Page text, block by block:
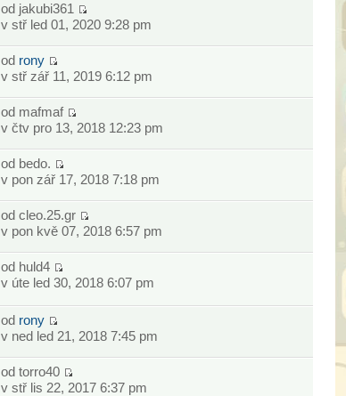
od jakubi361
v stř led 01, 2020 9:28 pm
od rony
v stř zář 11, 2019 6:12 pm
od mafmaf
v čtv pro 13, 2018 12:23 pm
od bedo.
v pon zář 17, 2018 7:18 pm
odcleo.25.gr
v pon kvě 07, 2018 6:57 pm
od huld4
v úte led 30, 2018 6:07 pm
od rony
v ned led 21, 2018 7:45 pm
odtorro40
v stř lis 22, 2017 6:37 pm